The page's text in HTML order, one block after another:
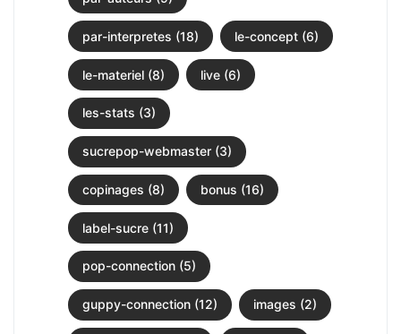
par-interpretes (18) le-concept (6)
le-materiel (8) live (6)
les-stats (3)
sucrepop-webmaster (3)
copinages (8) bonus (16)
label-sucre (11)
pop-connection (5)
guppy-connection (12) images (2)